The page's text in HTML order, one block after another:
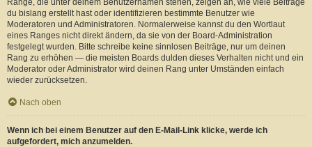
Ränge, die unter deinem Benutzernamen stehen, zeigen an, wie viele Beiträge
du bislang erstellt hast oder identifizieren bestimmte Benutzer wie
Moderatoren und Administratoren. Normalerweise kannst du den Wortlaut
eines Ranges nicht direkt ändern, da sie von der Board-Administration
festgelegt wurden. Bitte schreibe keine sinnlosen Beiträge, nur um deinen
Rang zu erhöhen — die meisten Boards dulden dieses Verhalten nicht und ein
Moderator oder Administrator wird deinen Rang unter Umständen einfach
wieder zurücksetzen.
Nach oben
Wenn ich bei einem Benutzer auf den E-Mail-Link klicke, werde ich
aufgefordert, mich anzumelden.